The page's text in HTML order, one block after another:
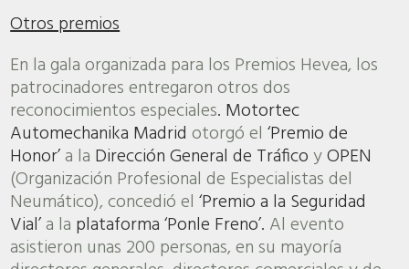
Otros premios
En la gala organizada para los Premios Hevea, los
patrocinadores entregaron otros dos
reconocimientos especiales. Motortec
Automechanika Madrid otorgó el‘Premio de
Honor’a la Dirección General de TráficoyOPEN
(Organización Profesional de Especialistas del
Neumático), concedió el‘Premio a la Seguridad
Vial’a la plataforma ‘Ponle Freno’. Al evento
asistieron unas 200 personas, en su mayoría